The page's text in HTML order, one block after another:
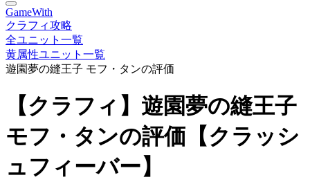
GameWith
クラフィ攻略
全ユニット一覧
黄属性ユニット一覧
遊園夢の縫王子 モフ・タンの評価
【クラフィ】遊園夢の縫王子
モフ・タンの評価【クラッシ
ュフィーバー】